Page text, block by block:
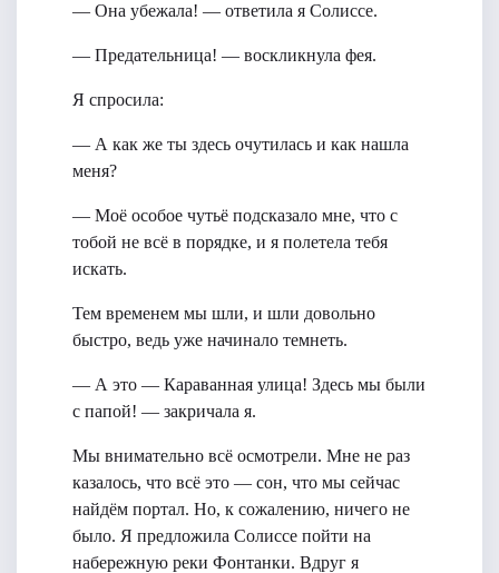
— Она убежала! — ответила я Солиссе.
— Предательница! — воскликнула фея.
Я спросила:
— А как же ты здесь очутилась и как нашла
меня?
— Моё особое чутьё подсказало мне, что с
тобой не всё в порядке, и я полетела тебя
искать.
Тем временем мы шли, и шли довольно
быстро, ведь уже начинало темнеть.
— А это — Караванная улица! Здесь мы были
с папой! — закричала я.
Мы внимательно всё осмотрели. Мне не раз
казалось, что всё это — сон, что мы сейчас
найдём портал. Но, к сожалению, ничего не
было. Я предложила Солиссе пойти на
набережную реки Фонтанки. Вдруг я